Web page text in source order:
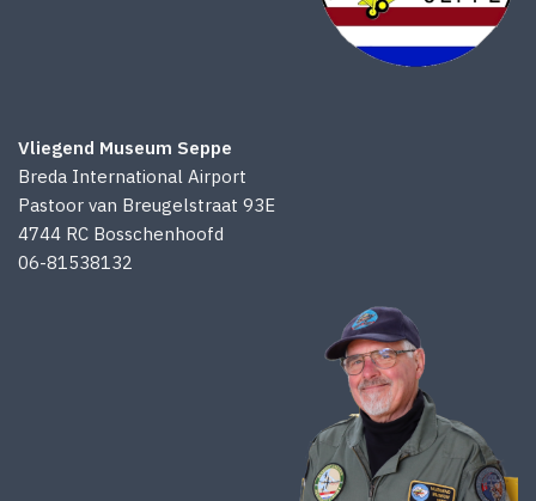
Vliegend Museum Seppe
Breda International Airport
Pastoor van Breugelstraat 93E
4744 RC Bosschenhoofd
06-81538132